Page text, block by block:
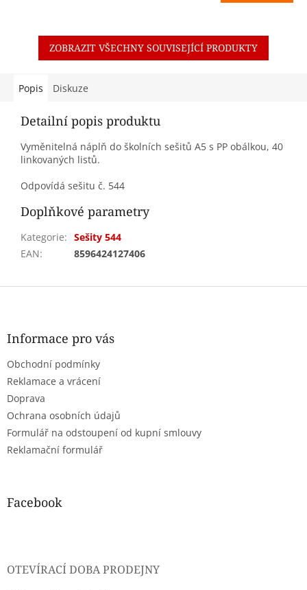
ZOBRAZIT VŠECHNY SOUVISEJÍCÍ PRODUKTY
Popis Diskuze
Detailní popis produktu
Vyměnitelná náplň do školních sešitů A5 s PP obálkou, 40
linkovaných listů.
Odpovídá sešitu č. 544
Doplňkové parametry
Kategorie: Sešity 544
EAN: 8596424127406
Z
Informace pro vás
Obchodní podmínky
Reklamace a vrácení
Doprava
Ochrana osobních údajů
Formulář na odstoupení od kupní smlouvy
Reklamační formulář
Facebook
OTEVÍRACÍ DOBA PRODEJNY